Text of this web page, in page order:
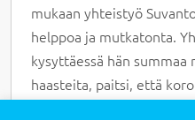
mukaan yhteistyö
helppoa ja mutkatonta.
kysyttäessä hän
haasteita, paitsi, että